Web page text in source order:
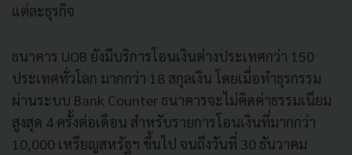
แต่ละธุรกิจ
ธนาคาร UOB ยังมีบริการโอนเงินต่างประเทศกว่า 150
ประเทศทั่วโลก มากกว่า 18 สกุลเงิน โดยเมื่อทำธุรกรรม
ผ่านระบบ Bank Counter ธนาคารจะไม่คิดค่าธรรมเนียม
สูงสุด 4 ครั้งต่อเดือน สำหรับรายการโอนเงินที่มากกว่า
10,000 เหรียญสหรัฐฯ ขึ้นไป จนถึงวันที่ 30 ธันวาคม